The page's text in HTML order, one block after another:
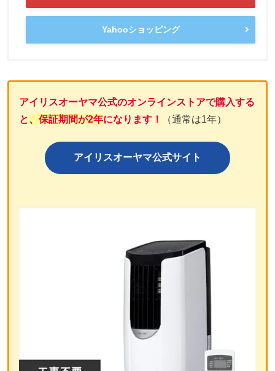
Yahooショッピング
アイリスオーヤマ公式のオンラインストアで購入する
と、保証期間が2年になります！ （通常は1年）
アイリスオーヤマ公式サイト